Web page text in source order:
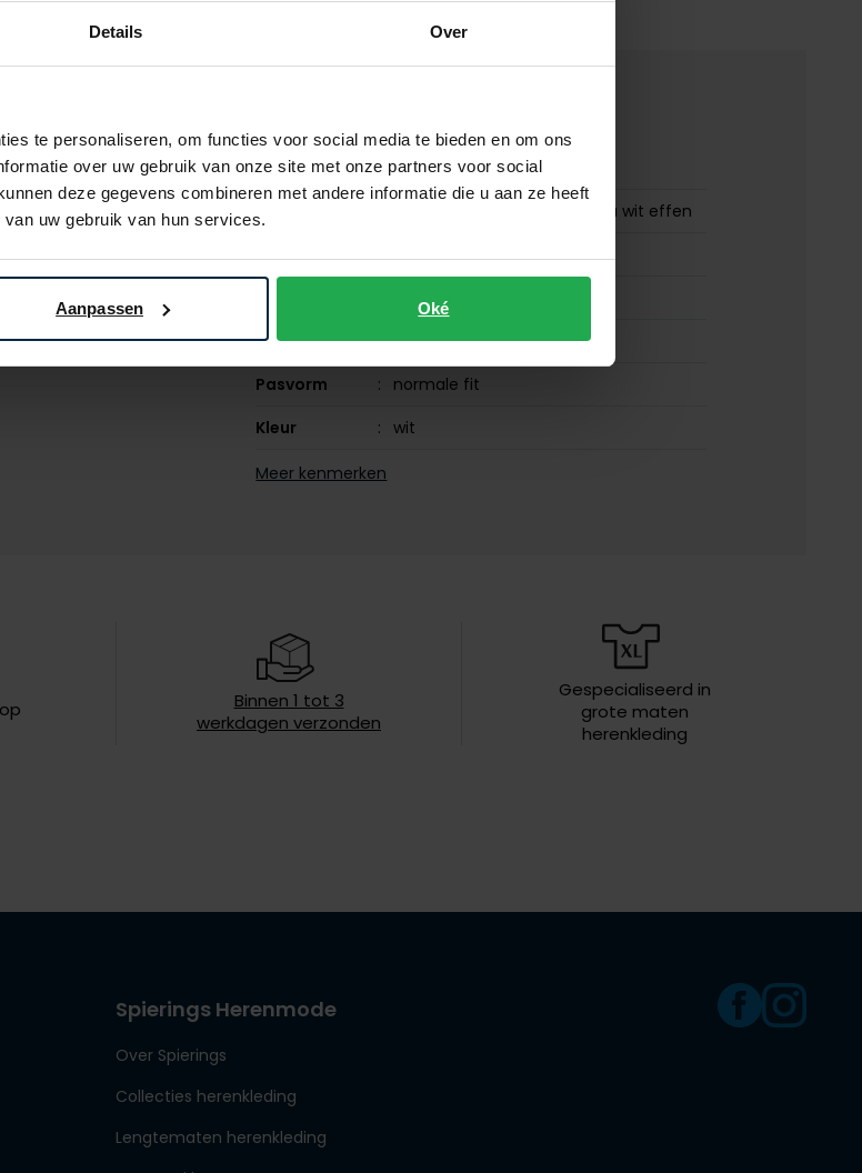
Details Over
te personaliseren, om functies voor social media te bieden en om ons
over uw gebruik van onze site met onze partners voor social
deze gegevens combineren met andere informatie die u aan ze heeft
uw gebruik van hun services.
Aanpassen Oké
Alle kenmerken
Artikelnr.
00148534
Naam
Meyer katoenen broek Roma wit effen
Merk
Meyer
Meyer Roma
Materiaal
98% katoen en 2% elastaan
Pasvorm
normale fit
Kleur
wit
Leveranciers
nr.
Meer kenmerken
Binnen 1 tot 3
werkdagen verzonden
Gespecialiseerd in
grote maten
herenkleding
Spierings Herenmode
Over Spierings
Collecties herenkleding
Lengtematen herenkleding